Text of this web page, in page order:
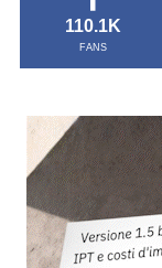
110.1K
FANS